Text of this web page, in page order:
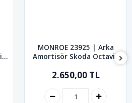
MONROE 23925 | Arka
Amortisör Skoda Octavia
2.650,00 TL